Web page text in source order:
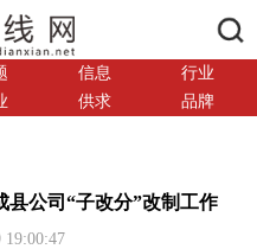
信息
行业
供求 品牌
公司“子改分”改制工作